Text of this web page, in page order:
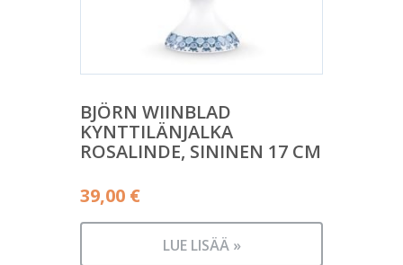
BJÖRN WIINBLAD
KYNTTILÄNJALKA
ROSALINDE, SININEN 17 CM
39,00 €
LUE LISÄÄ »